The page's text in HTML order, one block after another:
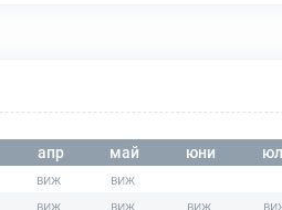
апр май юни